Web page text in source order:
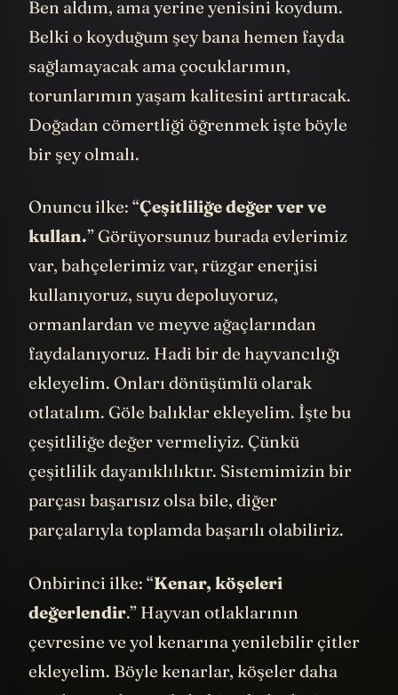
Küçük ve çok yavaş bir tasarım kararı bu.
Ben aldım, ama yerine yenisini koydum.
Belki o koyduğum şey bana hemen fayda
sağlamayacak ama çocuklarımın,
torunlarımın yaşam kalitesini arttıracak.
Doğadan cömertliği öğrenmek işte böyle
Onuncu ilke: “Çeşitliliğe değer ver ve
kullan.” Görüyorsunuz burada evlerimiz
var, bahçelerimiz var, rüzgar enerjisi
kullanıyoruz, suyu depoluyoruz,
ormanlardan ve meyve ağaçlarından
faydalanıyoruz. Hadi bir de hayvancılığı
ekleyelim. Onları dönüşümlü olarak
otlatalım. Göle balıklar ekleyelim. İşte bu
çeşitliliğe değer vermeliyiz. Çünkü
çeşitlilik dayanıklılıktır. Sistemimizin bir
parçası başarısız olsa bile, diğer
Onbirinci ilke: “Kenar, köşeleri
değerlendir .” Hayvan otlaklarının
çevresine ve yol kenarına yenilebilir çitler